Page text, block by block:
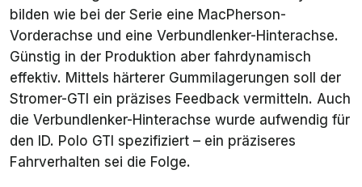
bilden wie bei der Serie eine MacPherson-
Vorderachse und eine Verbundlenker-Hinterachse.
Günstig in der Produktion aber fahrdynamisch
effektiv. Mittels härterer Gummilagerungen soll der
Stromer-GTI ein präzises Feedback vermitteln. Auch
die Verbundlenker-Hinterachse wurde aufwendig für
den ID. Polo GTI spezifiziert – ein präziseres
Fahrverhalten sei die Folge.